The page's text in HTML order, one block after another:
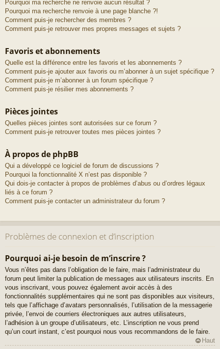
Pourquoi ma recherche ne renvoie aucun résultat ?
Pourquoi ma recherche renvoie à une page blanche ?!
Comment puis-je rechercher des membres ?
Comment puis-je retrouver mes propres messages et sujets ?
Favoris et abonnements
Quelle est la différence entre les favoris et les abonnements ?
Comment puis-je ajouter aux favoris ou m’abonner à un sujet spécifique ?
Comment puis-je m’abonner à un forum spécifique ?
Comment puis-je résilier mes abonnements ?
Pièces jointes
Quelles pièces jointes sont autorisées sur ce forum ?
Comment puis-je retrouver toutes mes pièces jointes ?
À propos de phpBB
Qui a développé ce logiciel de forum de discussions ?
Pourquoi la fonctionnalité X n’est pas disponible ?
Qui dois-je contacter à propos de problèmes d’abus ou d’ordres légaux
liés à ce forum ?
Comment puis-je contacter un administrateur du forum ?
Problèmes de connexion et d’inscription
Pourquoi ai-je besoin de m’inscrire ?
Vous n’êtes pas dans l’obligation de le faire, mais l’administrateur du
forum peut limiter la publication de messages aux utilisateurs inscrits. En
vous inscrivant, vous pouvez également avoir accès à des
fonctionnalités supplémentaires qui ne sont pas disponibles aux visiteurs,
tels que l’affichage d’avatars personnalisés, l’utilisation de la messagerie
privée, l’envoi de courriers électroniques aux autres utilisateurs,
l’adhésion à un groupe d’utilisateurs, etc. L’inscription ne vous prend
qu’un court instant, c’est pourquoi nous vous recommandons de le faire.
Haut